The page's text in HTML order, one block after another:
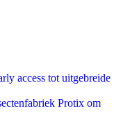
access tot uitgebreide
Protix om